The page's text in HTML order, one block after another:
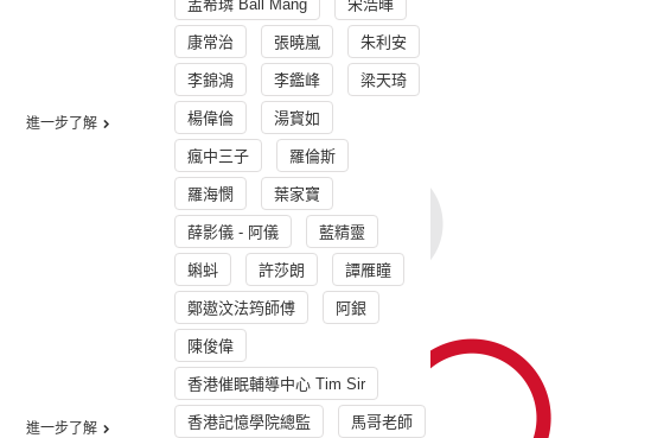
進一步了解
進一步了解
孟希璘 Ball Mang 宋浩暉
康常治 張曉嵐 朱利安
李錦鴻 李鑑峰 梁天琦
楊偉倫 湯寳如
瘋中三子 羅倫斯
羅海憫 葉家寶
薛影儀 - 阿儀 藍精靈
蝌蚪 許莎朗 譚雁瞳
鄭遨汶法筠師傅 阿銀
陳俊偉
香港催眠輔導中心 Tim Sir
香港記憶學院總監 馬哥老師